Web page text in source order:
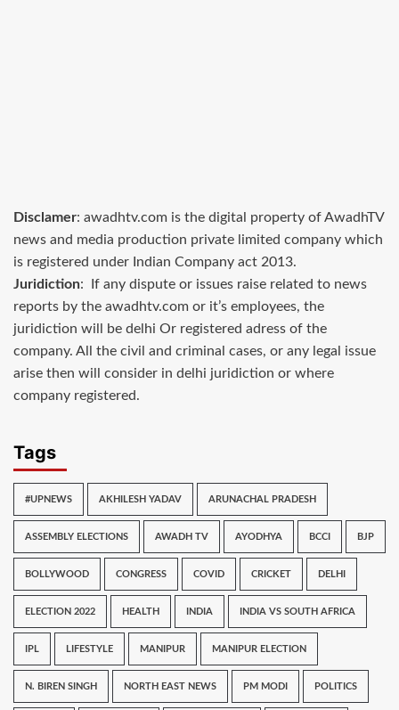
Disclamer: awadhtv.com is the digital property of AwadhTV
news and media production private limited company which
is registered under Indian Company act 2013.
Juridiction: If any dispute or issues raise related to news
reports by the awadhtv.com or it’s employees, the
juridiction will be delhi Or registered adress of the
company. All the civil and criminal cases, or any legal issue
arise then will consider in delhi juridiction or where
company registered.
Tags
#UPNEWS AKHILESH YADAV ARUNACHAL PRADESH
ASSEMBLY ELECTIONS AWADH TV AYODHYA BCCI BJP
BOLLYWOOD CONGRESS COVID CRICKET DELHI
ELECTION 2022 HEALTH INDIA INDIA VS SOUTH AFRICA
IPL LIFESTYLE MANIPUR MANIPUR ELECTION
N. BIREN SINGH NORTH EAST NEWS PM MODI POLITICS